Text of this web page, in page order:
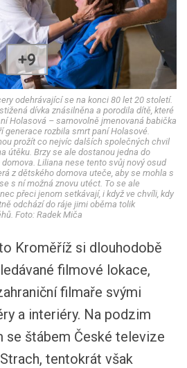
+9
odehrávající se na konci 80 let 20 století.
dívka znásilněna a porodila dítě, které
Holasová – samovolně jmenovaná babička
generace rozbila smrt paní Holasové.
prožít co nejvíc dalších společných chvil
útěku. Brzy se ale dostanou jedna do
Liliana nese tento svůj nový osud
z dětského domova uteče, aby se mohla s
s ní možná znovu utéct. To se ale
přeci jenom setkávají, i když ve chvíli, kdy
odchází do ráje jimi oběma tolik
Foto: Radek Miča
Kroměříž si dlouhodobě
filmové lokace,
filmaře svými
a interiéry. Na podzim
se štábem České televize
tentokrát však